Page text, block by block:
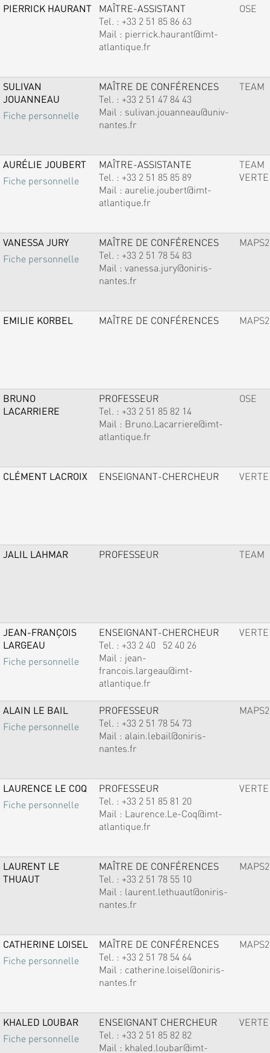
PIERRICK HAURANT
MAÎTRE-ASSISTANT
Tel. : +33 2 51 85 86 63
Mail : pierrick.haurant@imt-
atlantique.fr
OSE
SULIVAN
JOUANNEAU
Fiche personnelle
MAÎTRE DE CONFÉRENCES
Tel. : +33 2 51 47 84 43
Mail : sulivan.jouanneau@univ-
nantes.fr
TEAM
AURÉLIE JOUBERT
Fiche personnelle
MAÎTRE-ASSISTANTE
Tel. : +33 2 51 85 85 89
Mail : aurelie.joubert@imt-
atlantique.fr
TEAM
VERTE
VANESSA JURY
Fiche personnelle
MAÎTRE DE CONFÉRENCES
Tel. : +33 2 51 78 54 83
Mail : vanessa.jury@oniris-
nantes.fr
MAPS2
EMILIE KORBEL MAÎTRE DE CONFÉRENCES MAPS2
BRUNO
LACARRIERE
PROFESSEUR
Tel. : +33 2 51 85 82 14
Mail : Bruno.Lacarriere@imt-
atlantique.fr
OSE
CLÉMENT LACROIX ENSEIGNANT-CHERCHEUR VERTE
JALIL LAHMAR PROFESSEUR TEAM
JEAN-FRANÇOIS
LARGEAU
Fiche personnelle
ENSEIGNANT-CHERCHEUR
Tel. : +33 2 40 52 40 26
Mail : jean-
francois.largeau@imt-
atlantique.fr
VERTE
ALAIN LE BAIL
Fiche personnelle
PROFESSEUR
Tel. : +33 2 51 78 54 73
Mail : alain.lebail@oniris-
nantes.fr
MAPS2
LAURENCE LE COQ
Fiche personnelle
PROFESSEUR
Tel. : +33 2 51 85 81 20
Mail : Laurence.Le-Coq@imt-
atlantique.fr
VERTE
LAURENT LE
THUAUT
MAÎTRE DE CONFÉRENCES
Tel. : +33 2 51 78 55 10
Mail : laurent.lethuaut@oniris-
nantes.fr
MAPS2
CATHERINE LOISEL
Fiche personnelle
MAÎTRE DE CONFÉRENCES
Tel. : +33 2 51 78 54 64
Mail : catherine.loisel@oniris-
nantes.fr
MAPS2
KHALED LOUBAR
Fiche personnelle
ENSEIGNANT CHERCHEUR
Tel. : +33 2 51 85 82 82
Mail : khaled.loubar@imt-
VERTE